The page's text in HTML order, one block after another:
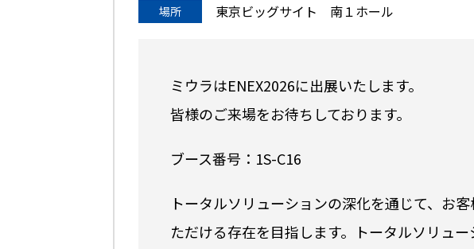
場所 東京ビッグサイト 南１ホール
ミウラはENEX2026に出展いたします。
皆様のご来場をお待ちしております。
ブース番号：1S-C16
トータルソリューションの深化を通じて、お
ただける存在を目指します。トータルソリュ